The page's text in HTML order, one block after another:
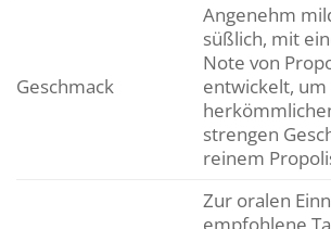
Geschmack
Angenehm
süßlich, mit
Note von
entwickelt, um
strengen
reinem
Zur oralen
empfohlene